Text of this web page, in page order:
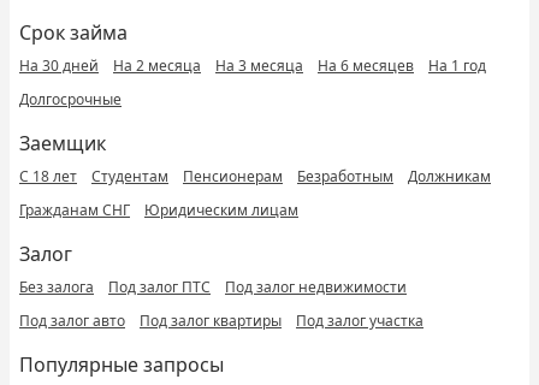
Срок займа
На 30 дней На 2 месяца На 3 месяца На 6 месяцев
На 1 год
Долгосрочные
Заемщик
С 18 лет Студентам Пенсионерам Безработным
Должникам
Гражданам СНГ
Юридическим лицам
Залог
Без залога Под залог ПТС
Под залог недвижимости
Под залог авто
Под залог квартиры Под залог участка
Популярные запросы